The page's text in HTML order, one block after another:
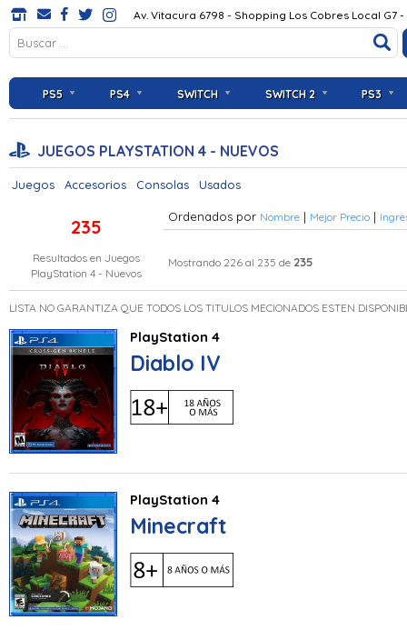
Av. Vitacura 6798 - Shopping Los Cobres Local G7
PS5 PS4 SWITCH SWITCH 2 PS3
JUEGOS PLAYSTATION 4 - NUEVOS
Juegos Accesorios Consolas Usados
235
Resultados en Juegos
PlayStation 4 - Nuevos
Ordenados por Nombre | Mejor Precio |
Mostrando 226 al 235 de 235
LISTA NO GARANTIZA QUE TODOS LOS TITULOS MECIONADOS ESTEN
PlayStation 4
Diablo IV
PlayStation 4
Minecraft